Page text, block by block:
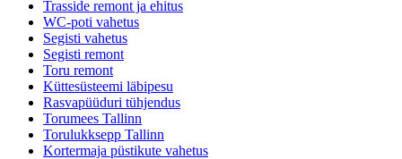
Trasside remont ja ehitus
WC-poti vahetus
Segisti vahetus
Segisti remont
Toru remont
Küttesüsteemi läbipesu
Rasvapüüduri tühjendus
Torumees Tallinn
Torulukksepp Tallinn
Kortermaja püstikute vahetus